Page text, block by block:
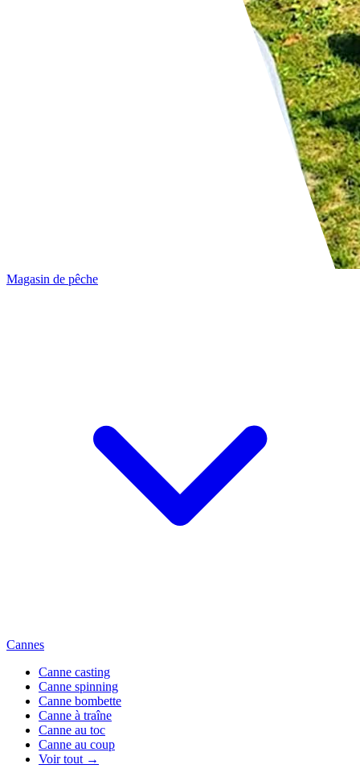
Magasin de pêche
Cannes
Canne casting
Canne spinning
Canne bombette
Canne à traîne
Canne au toc
Canne au coup
Voir tout →